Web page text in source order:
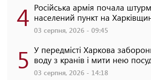
4 Російська армія почала
населений пункт на
03 серпня, 2026 - 09:45
5 У передмісті Харкова
воду з кранів і мити нею
03 серпня, 2026 - 14:18